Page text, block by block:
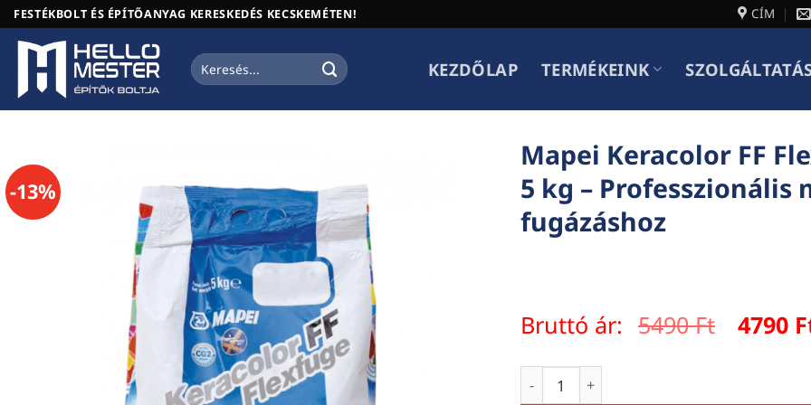
Skip
to
content
FESTÉKBOLT ÉS ÉPÍTŐANYAG KERESKEDÉS KECSKEMÉTEN! CÍM
Keresés
a
KEZDŐLAP TERMÉKEINK
-13%
Mapei Keracolor FF
5 kg –
fugázáshoz
Bruttó ár: 5490Ft 4790
Mapei Keracolor FF Flex fugázóhabarcs